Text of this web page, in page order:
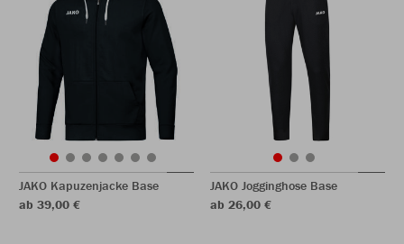
JAKO Kapuzenjacke Base
ab 39,00 €
JAKO Jogginghose Base
ab 26,00 €